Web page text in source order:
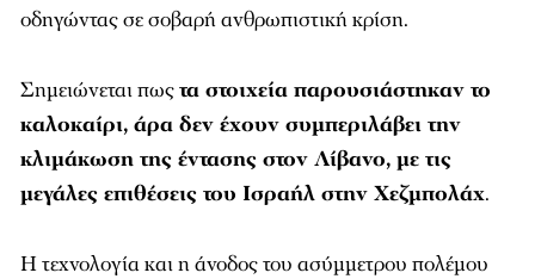
οδηγώντας σε σοβαρή ανθρωπιστική κρίση.
Σημειώνεται πωςτα στοιχεία παρουσιάστηκαν το
καλοκαίρι, άρα δεν έχουν συμπεριλάβει την
κλιμάκωση της έντασης στον Λίβανο, με τις
μεγάλες επιθέσεις του Ισραήλ στην Χεζμπολάχ.
Η τεχνολογία και η άνοδος του ασύμμετρου πολέμου